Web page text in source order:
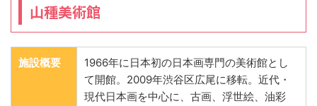
山種美術館
施設概要
1966年に日本初の日本画専門の美術館とし
て開館。2009年渋谷区広尾に移転。近代・
現代日本画を中心に、古画、浮世絵、油彩